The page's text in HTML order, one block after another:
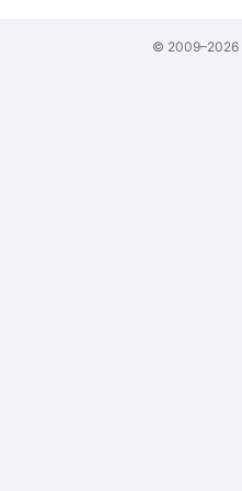
© 2009–2026